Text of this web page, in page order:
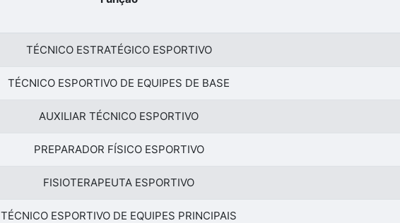
TÉCNICO ESTRATÉGICO ESPORTIVO
TÉCNICO ESPORTIVO DE EQUIPES DE BASE
AUXILIAR TÉCNICO ESPORTIVO
PREPARADOR FÍSICO ESPORTIVO
FISIOTERAPEUTA ESPORTIVO
TÉCNICO ESPORTIVO DE EQUIPES PRINCIPAIS